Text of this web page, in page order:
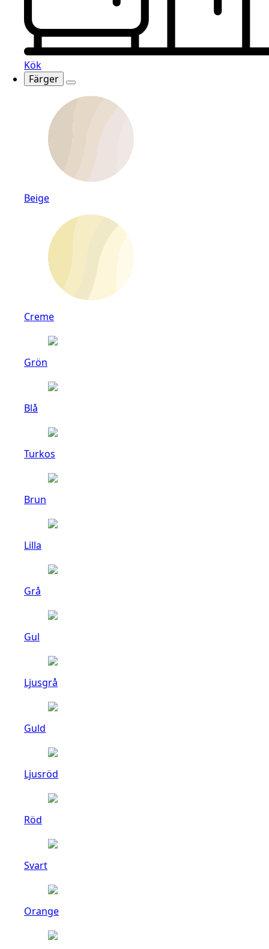
Kök
Färger
Beige
Creme
Grön
Blå
Turkos
Brun
Lilla
Grå
Gul
Ljusgrå
Guld
Ljusröd
Röd
Svart
Orange